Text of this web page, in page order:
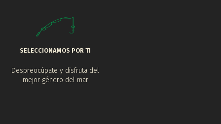
SELECCIONAMOS POR TI
Despreocúpate y disfruta del
mejor género del mar